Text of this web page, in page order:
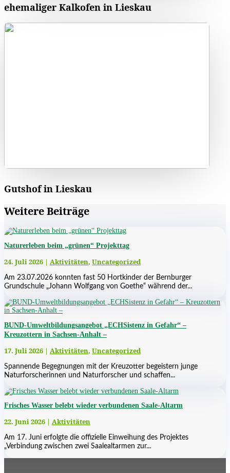
ehemaliger Kalkofen in Lieskau
Gutshof in Lieskau
Weitere Beiträge
Naturerleben beim „grünen“ Projekttag
24. Juli 2026 | Aktivitäten, Uncategorized
Am 23.07.2026 konnten fast 50 Hortkinder der Bernburger
Grundschule „Johann Wolfgang von Goethe“ während der...
BUND-Umweltbildungsangebot „ECHSistenz in Gefahr“ –
Kreuzottern in Sachsen-Anhalt –
17. Juli 2026 | Aktivitäten, Uncategorized
Spannende Begegnungen mit der Kreuzotter begeistern junge
Naturforscherinnen und Naturforscher und schaffen...
Frisches Wasser belebt wieder verbundenen Saale-Altarm
22. Juni 2026 | Aktivitäten
Am 17. Juni erfolgte die offizielle Einweihung des Projektes
„Verbindung zwischen zwei Saalealtarmen zur...